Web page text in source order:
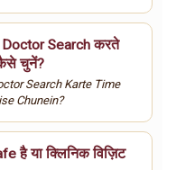
Doctor Search करते
चुनें?
Search Karte Time
Chunein?
है या क्लिनिक विज़िट